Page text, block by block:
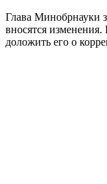
Глава Минобрнауки
вносятся
доложить его о